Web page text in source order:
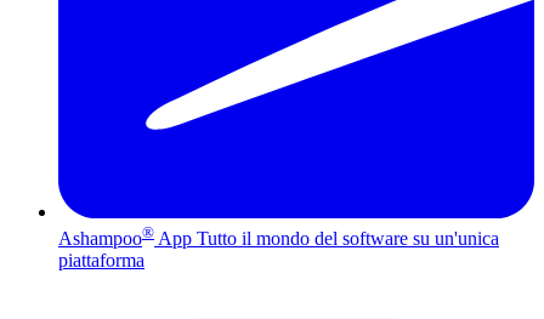
Ashampoo® App Tutto il mondo del software su un'unica
piattaforma